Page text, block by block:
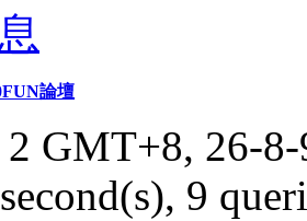
論壇
2 GMT+8, 26-
9